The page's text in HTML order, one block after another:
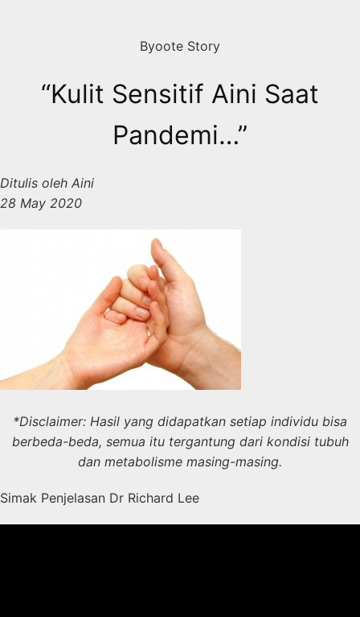
Byoote Story
“Kulit Sensitif Aini Saat
Pandemi…”
Ditulis oleh Aini
28 May 2020
*Disclaimer: Hasil yang didapatkan setiap individu bisa
berbeda-beda, semua itu tergantung dari kondisi tubuh
dan metabolisme masing-masing.
Simak Penjelasan Dr Richard Lee